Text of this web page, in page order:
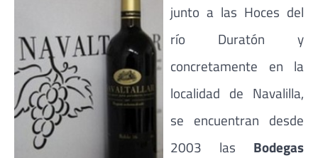
junto a las Hoces del
río Duratón y
concretamente en la
localidad de Navalilla,
se encuentran desde
2003 las Bodegas